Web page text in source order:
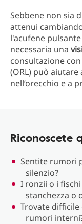
Sebbene non sia
attenui
l'acufene
necessaria una
consultazione
(ORL) può
nell’orecchio e a
Riconoscete
Sentite rumori
silenzio?
I ronzii o i
stanchezza o
Trovate
rumori